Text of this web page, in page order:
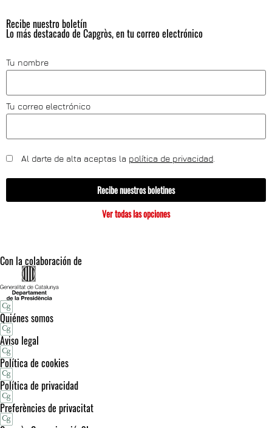
Recibe nuestro boletín
Lo más destacado de Capgròs, en tu correo electrónico
Tu nombre
Tu correo electrónico
Al darte de alta aceptas la política de privacidad
Recibe nuestros boletines
Ver todas las opciones
Con la colaboración de
Quiénes somos
Aviso legal
Política de cookies
Política de privacidad
Preferències de privacitat